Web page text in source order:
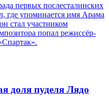
первых послесталинских
где упоминается имя Арама
стал участником
попал режиссёр-
доля пуделя Лядо